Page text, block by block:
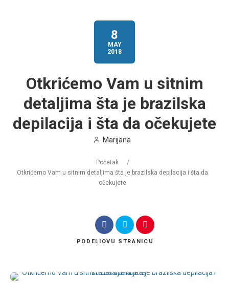
8
MAY
2018
Otkrićemo Vam u sitnim
detaljima šta je brazilska
depilacija i šta da očekujete
Marijana
Početak
/
Otkrićemo Vam u sitnim detaljima šta je brazilska depilacija i šta da
očekujete
PODELI OVU STRANICU